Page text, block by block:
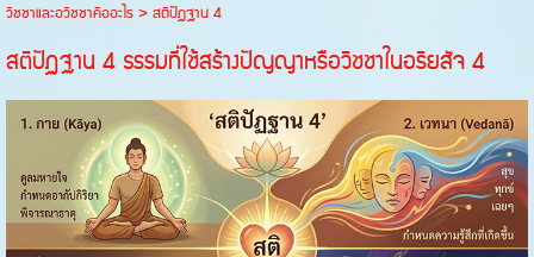
วิชชาและอวิชชาคืออะไร>สติปัฏฐาน 4
สติปัฏฐาน 4 ธรรมที่ใช้สร้างปัญญาหรือวิชชาในอริยสัจ 4